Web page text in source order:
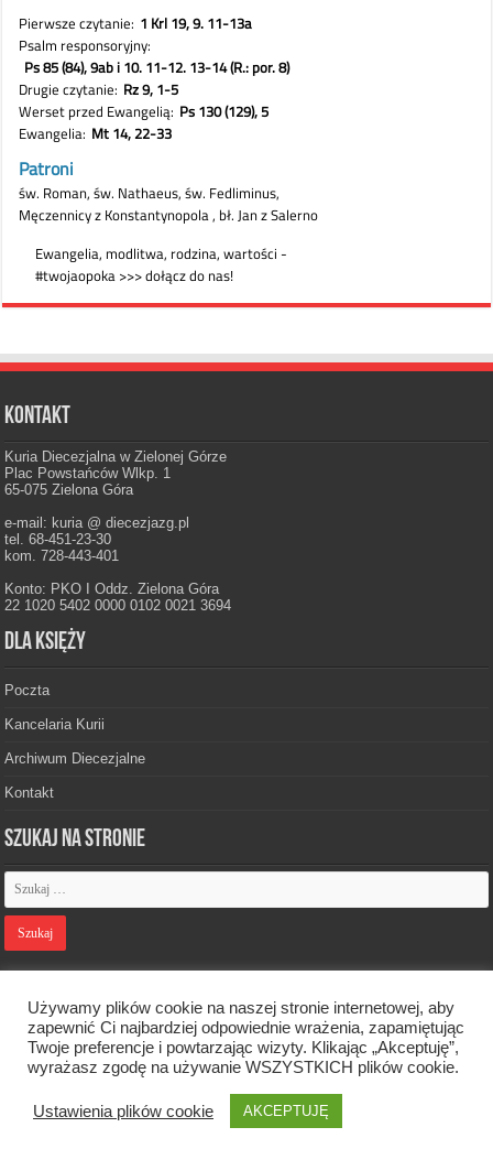
Kontakt
Kuria Diecezjalna w Zielonej Górze
Plac Powstańców Wlkp. 1
65-075 Zielona Góra
e-mail: kuria @ diecezjazg.pl
tel. 68-451-23-30
kom. 728-443-401
Konto: PKO I Oddz. Zielona Góra
22 1020 5402 0000 0102 0021 3694
Dla księży
Poczta
Kancelaria Kurii
Archiwum Diecezjalne
Kontakt
Szukaj na stronie
Designed by Webdawid
Oficjalna strona Diecezji Zielonogórsko-Gorzowskiej. © 2026. Wszelkie
prawa zastrzeżone.
Używamy plików cookie na naszej stronie internetowej, aby
zapewnić Ci najbardziej odpowiednie wrażenia, zapamiętując
Twoje preferencje i powtarzając wizyty. Klikając „Akceptuję”,
wyrażasz zgodę na używanie WSZYSTKICH plików cookie.
Ustawienia plików cookie AKCEPTUJĘ